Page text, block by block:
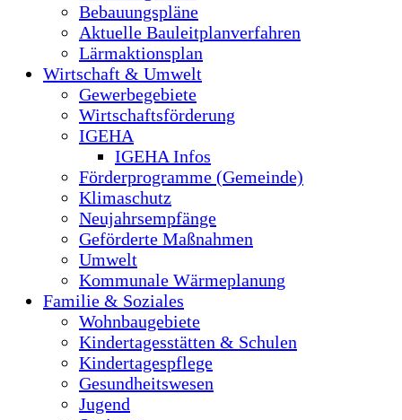
Bebauungspläne
Aktuelle Bauleitplanverfahren
Lärmaktionsplan
Wirtschaft & Umwelt
Gewerbegebiete
Wirtschaftsförderung
IGEHA
IGEHA Infos
Förderprogramme (Gemeinde)
Klimaschutz
Neujahrsempfänge
Geförderte Maßnahmen
Umwelt
Kommunale Wärmeplanung
Familie & Soziales
Wohnbaugebiete
Kindertagesstätten & Schulen
Kindertagespflege
Gesundheitswesen
Jugend